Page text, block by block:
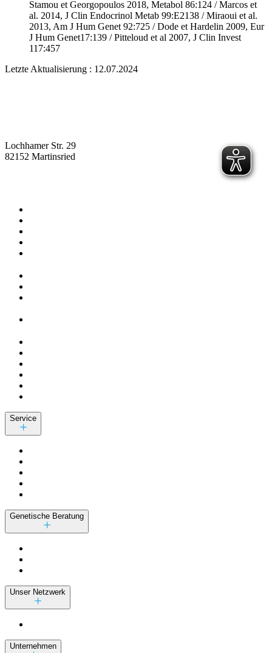
Stamou et Georgopoulos 2018, Metabol 86:124 / Marcos et
al. 2014, J Clin Endocrinol Metab 99:E2138 / Miraoui et al.
2013, Am J Hum Genet 92:725 / Dode et Hardelin 2009, Eur
J Hum Genet17:139 / Pitteloud et al 2007, J Clin Invest
117:457
Letzte Aktualisierung : 12.07.2024
Lochhamer Str. 29
82152 Martinsried
Service
Genetische Beratung
Unser Netzwerk
Unternehmen